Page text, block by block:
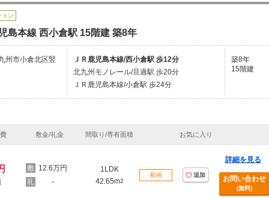
ョン
島本線 西小倉駅 15階建 築8年
州市小倉北区竪
ＪＲ鹿児島本線/西小倉駅 歩12分
北九州モノレール/旦過駅 歩20分
ＪＲ鹿児島本線/小倉駅 歩24分
築8年
15階建
敷金/礼金 間取り/専有面積 お気に入り
12.6万円
-
1LDK
42.65m2
動画 追加
詳細を見る
お問い合わせ
(無料)